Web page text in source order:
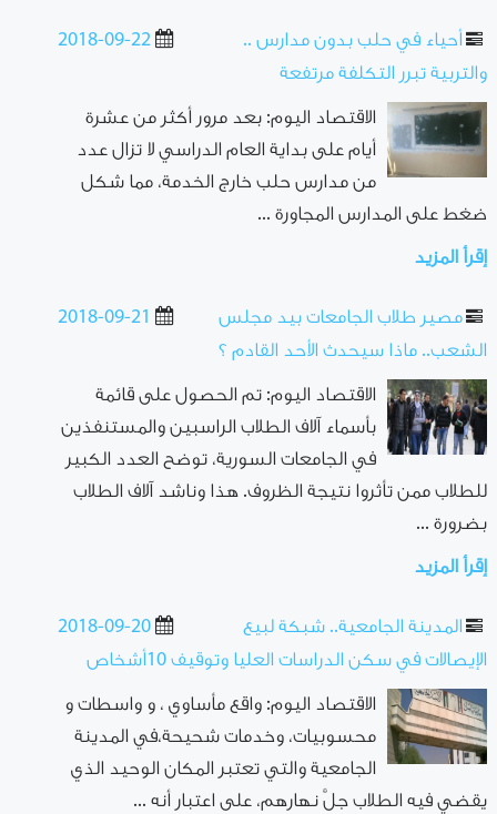
2018-09-22
أحياء في حلب بدون مدارس ..
والتربية تبرر التكلفة مرتفعة
الاقتصاد اليوم: بعد مرور أكثر من عشرة
أيام على بداية العام الدراسي لا تزال عدد
من مدارس حلب خارج الخدمة، مما شكل
ضغط على المدارس المجاورة ...
إقرأ المزيد
2018-09-21
مصير طلاب الجامعات بيد مجلس
الشعب.. ماذا سيحدث الأحد القادم ؟
الاقتصاد اليوم: تم الحصول على قائمة
بأسماء آلاف الطلاب الراسبين والمستنفذين
في الجامعات السورية، توضح العدد الكبير
للطلاب ممن تأثروا نتيجة الظروف. هذا وناشد آلاف الطلاب
بضرورة ...
إقرأ المزيد
2018-09-20
المدينة الجامعية.. شبكة لبيع
الإيصالات في سكن الدراسات العليا وتوقيف 10أشخاص
الاقتصاد اليوم: واقع مأساوي ، و واسطات و
محسوبيات، وخدمات شحيحة،في المدينة
الجامعية والتي تعتبر المكان الوحيد الذي
يقضي فيه الطلاب جلَّ نهارهم، على اعتبار أنه ...